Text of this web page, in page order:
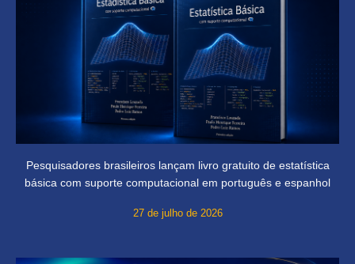
Pesquisadores brasileiros lançam livro gratuito de estatística
básica com suporte computacional em português e espanhol
27 de julho de 2026